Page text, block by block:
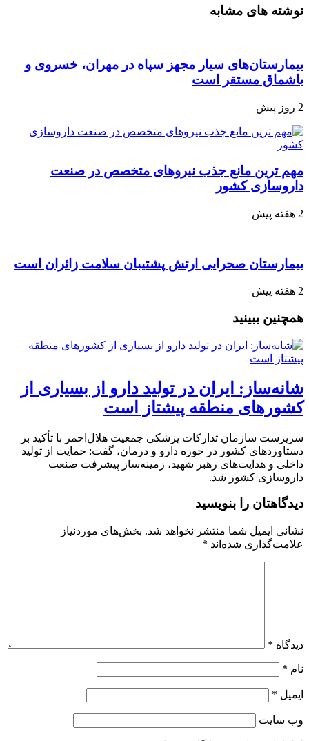
نوشته های مشابه
بیمارستان‌های سیار مجهز سپاه در مهران، خسروی و
باشماق مستقر است
2 روز پیش
مهم ترین مانع جذب نیروهای متخصص در صنعت
داروسازی کشور
2 هفته پیش
بیمارستان صحرایی ارتش پشتیبان سلامت زائران است
2 هفته پیش
همچنین ببینید
شانه‌ساز: ایران در تولید دارو از بسیاری از
کشورهای منطقه پیشتاز است
سرپرست سازمان تدارکات پزشکی جمعیت هلال‌احمر با تأکید بر
دستاوردهای کشور در حوزه دارو و درمان، گفت: حمایت از تولید
داخلی و هدایت‌های رهبر شهید، زمینه‌ساز پیشرفت صنعت
داروسازی کشور شد.
دیدگاهتان را بنویسید
نشانی ایمیل شما منتشر نخواهد شد. بخش‌های موردنیاز
علامت‌گذاری شده‌اند *
دیدگاه *
نام *
ایمیل *
وب‌ سایت